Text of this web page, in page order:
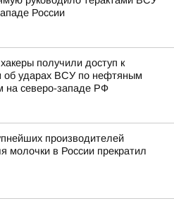
России
получили доступ к
об ударах ВСУ по нефтяным
на северо-западе РФ
производителей
молочки в России прекратил